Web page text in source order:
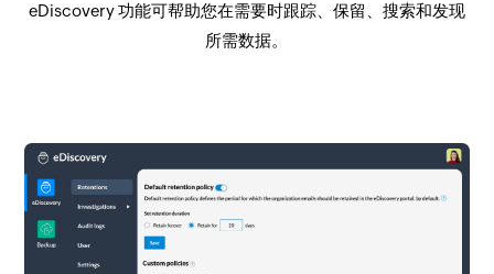
eDiscovery 功能可帮助您在需要时跟踪、保留、搜索和发现
所需数据。